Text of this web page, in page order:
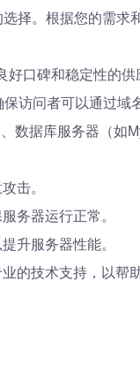
择。根据您的需求
口碑和稳定性的供
访问者可以通过域
数据库服务器（如
击。
务器运行正常。
升服务器性能。
的技术支持，以帮